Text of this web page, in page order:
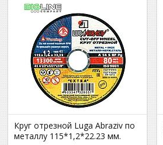
Круг отрезной Luga Abraziv по
металлу 115*1,2*22.23 мм.